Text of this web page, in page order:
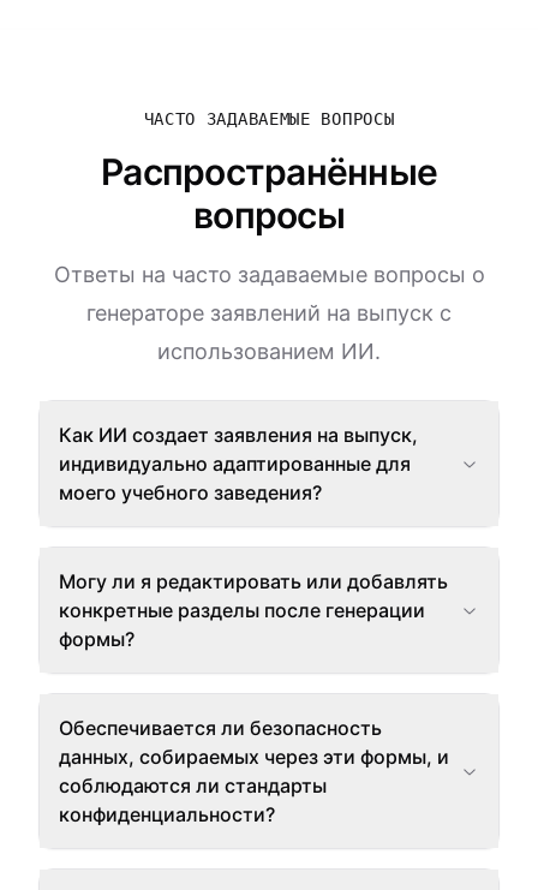
ЧАСТО ЗАДАВАЕМЫЕ ВОПРОСЫ
Распространённые
вопросы
Ответы на часто задаваемые вопросы о
генераторе заявлений на выпуск с
использованием ИИ.
Как ИИ создает заявления на выпуск,
индивидуально адаптированные для
моего учебного заведения?
Могу ли я редактировать или добавлять
конкретные разделы после генерации
формы?
Обеспечивается ли безопасность
данных, собираемых через эти формы, и
соблюдаются ли стандарты
конфиденциальности?